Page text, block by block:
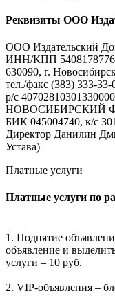
Реквизиты ООО
ООО Издательский
ИНН/КПП 5408178776/
630090, г.
тел./факс (383) 333-
р/с
НОВОСИБИРСКИЙ
БИК 045004740, к/с
Директор Данилин
Устава)
Платные услуги
Платные услуги по
1. Поднятие
объявление и
услуги – 10 руб.
2. VIP-объявления –